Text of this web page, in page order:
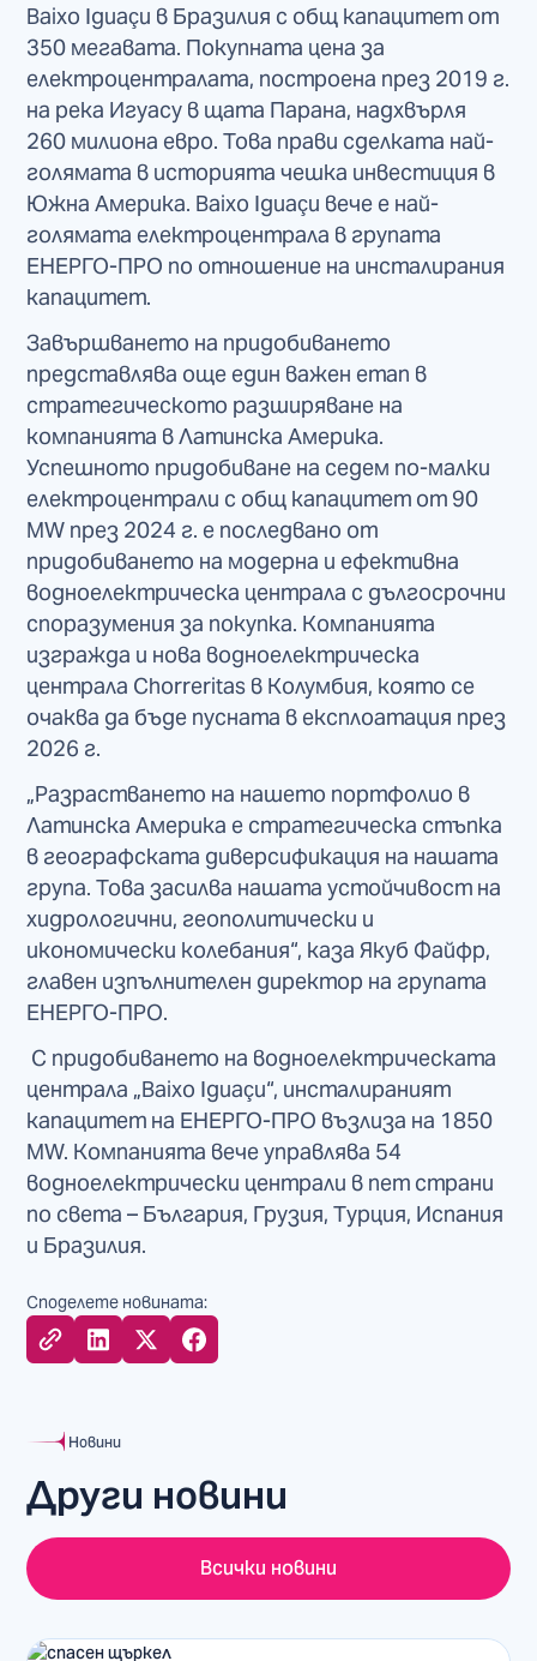
Baixo Iguaçu в Бразилия с общ капацитет от
350 мегавата. Покупната цена за
електроцентралата, построена през 2019 г.
на река Игуасу в щата Парана, надхвърля
260 милиона евро. Това прави сделката най-
голямата в историята чешка инвестиция в
Южна Америка. Baixo Iguaçu вече е най-
голямата електроцентрала в групата
ЕНЕРГО-ПРО по отношение на инсталирания
капацитет.
Завършването на придобиването
представлява още един важен етап в
стратегическото разширяване на
компанията в Латинска Америка.
Успешното придобиване на седем по-малки
електроцентрали с общ капацитет от 90
MW през 2024 г. е последвано от
придобиването на модерна и ефективна
водноелектрическа централа с дългосрочни
споразумения за покупка. Компанията
изгражда и нова водноелектрическа
централа Chorreritas в Колумбия, която се
очаква да бъде пусната в експлоатация през
2026 г.
„Разрастването на нашето портфолио в
Латинска Америка е стратегическа стъпка
в географската диверсификация на нашата
група. Това засилва нашата устойчивост на
хидрологични, геополитически и
икономически колебания“, каза Якуб Файфр,
главен изпълнителен директор на групата
ЕНЕРГО-ПРО.
С придобиването на водноелектрическата
централа „Baixo Iguaçu“, инсталираният
капацитет на ЕНЕРГО-ПРО възлиза на 1850
MW. Компанията вече управлява 54
водноелектрически централи в пет страни
по света – България, Грузия, Турция, Испания
и Бразилия.
Споделете новината:
Новини
Други новини
Всички новини